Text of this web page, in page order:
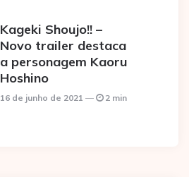
Kageki Shoujo!! –
Novo trailer destaca
a personagem Kaoru
Hoshino
16 de junho de 2021 2 min